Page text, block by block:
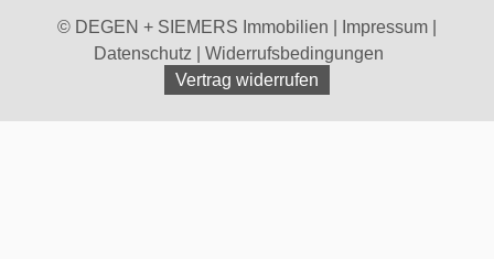
© DEGEN + SIEMERS Immobilien | Impressum
Datenschutz
Widerrufsbedingungen
Vertrag widerrufen